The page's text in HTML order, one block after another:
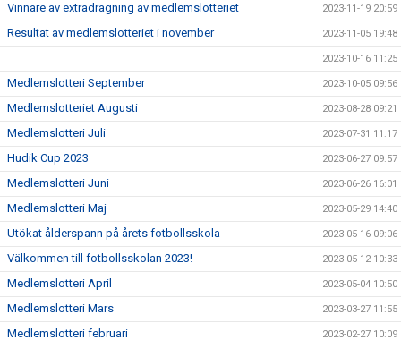
Vinnare av extradragning av medlemslotteriet 2023-11-19 20:59
Resultat av medlemslotteriet i november 2023-11-05 19:48
2023-10-16 11:25
Medlemslotteri September 2023-10-05 09:56
Medlemslotteriet Augusti 2023-08-28 09:21
Medlemslotteri Juli 2023-07-31 11:17
Hudik Cup 2023 2023-06-27 09:57
Medlemslotteri Juni 2023-06-26 16:01
Medlemslotteri Maj 2023-05-29 14:40
Utökat ålderspann på årets fotbollsskola 2023-05-16 09:06
Välkommen till fotbollsskolan 2023! 2023-05-12 10:33
Medlemslotteri April 2023-05-04 10:50
Medlemslotteri Mars 2023-03-27 11:55
Medlemslotteri februari 2023-02-27 10:09